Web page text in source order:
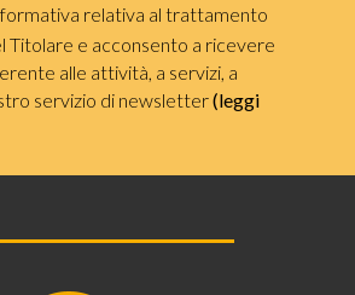
relativa al trattamento
e acconsento a ricevere
alle attività, a servizi, a
servizio di newsletter(leggi